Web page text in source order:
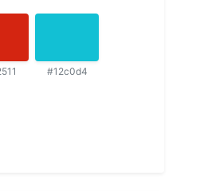
#12c0d4